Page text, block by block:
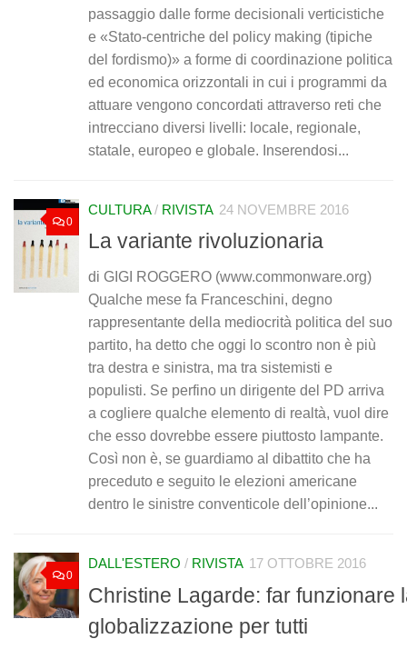
passaggio dalle forme decisionali verticistiche
e «Stato-centriche del policy making (tipiche
del fordismo)» a forme di coordinazione politica
ed economica orizzontali in cui i programmi da
attuare vengono concordati attraverso reti che
intrecciano diversi livelli: locale, regionale,
statale, europeo e globale. Inserendosi...
0
CULTURA/ RIVISTA 24 NOVEMBRE 2016
La variante rivoluzionaria
di GIGI ROGGERO (www.commonware.org)
Qualche mese fa Franceschini, degno
rappresentante della mediocrità politica del suo
partito, ha detto che oggi lo scontro non è più
tra destra e sinistra, ma tra sistemisti e
populisti. Se perfino un dirigente del PD arriva
a cogliere qualche elemento di realtà, vuol dire
che esso dovrebbe essere piuttosto lampante.
Così non è, se guardiamo al dibattito che ha
preceduto e seguito le elezioni americane
dentro le sinistre conventicole dell’opinione...
0
DALL'ESTERO / RIVISTA 17 OTTOBRE 2016
Christine Lagarde: far funzionare
globalizzazione per tutti